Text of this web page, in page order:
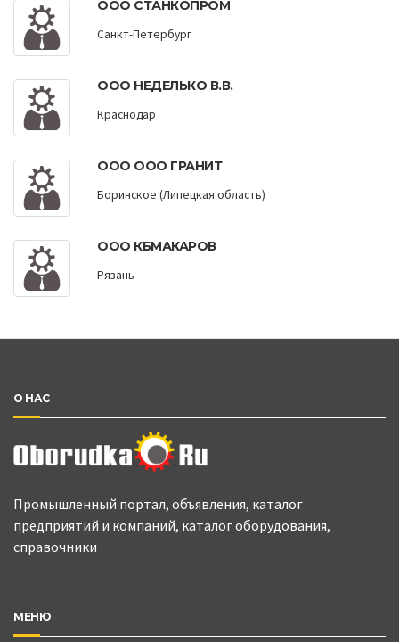
ООО СТАНКОПРОМ
Санкт-Петербург
ООО НЕДЕЛЬКО В.В.
Краснодар
ООО ООО ГРАНИТ
Боринское (Липецкая область)
ООО КБМАКАРОВ
Рязань
О НАС
Промышленный портал, объявления, каталог
предприятий и компаний, каталог оборудования,
справочники
МЕНЮ